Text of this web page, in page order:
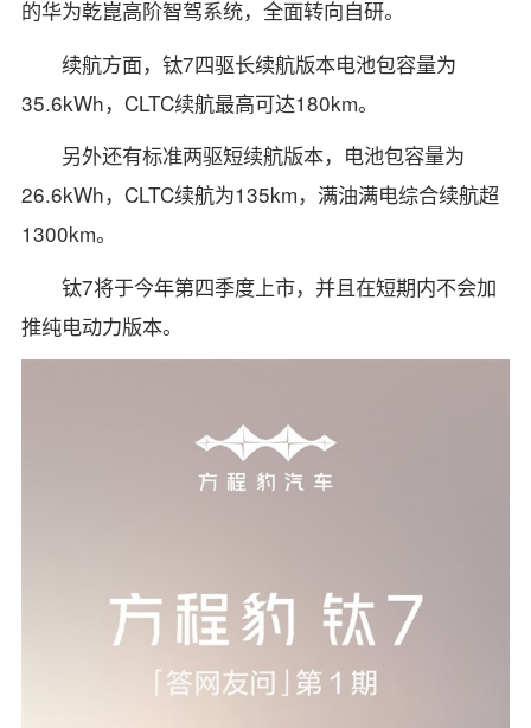
的华为乾崑高阶智驾系统，全面转向自研。
续航方面，钛7四驱长续航版本电池包容量为
35.6kWh，CLTC续航最高可达180km。
另外还有标准两驱短续航版本，电池包容量为
26.6kWh，CLTC续航为135km，满油满电综合续航超
1300km。
钛7将于今年第四季度上市，并且在短期内不会加
推纯电动力版本。